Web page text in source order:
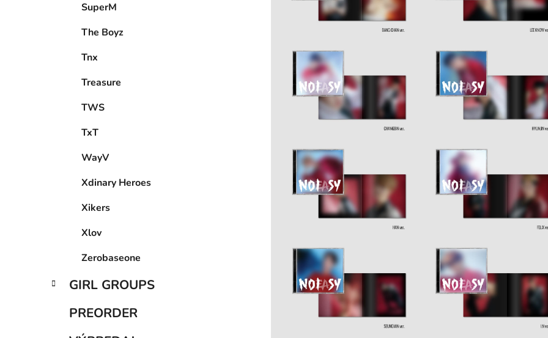
SuperM
The Boyz
Tnx
Treasure
TWS
TxT
WayV
Xdinary Heroes
Xikers
Xlov
Zerobaseone
GIRL GROUPS
PREORDER